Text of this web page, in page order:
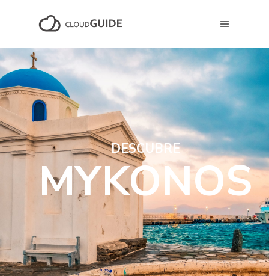
DESCUBRE
MYKONOS